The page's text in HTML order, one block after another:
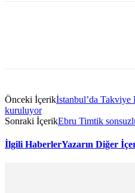
Önceki İçerikİstanbul’da
kuruluyor
Sonraki İçerikEbru Timtik
İlgili HaberlerYazarın Diğer